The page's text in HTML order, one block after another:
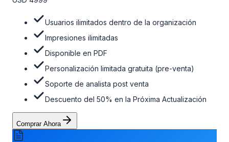
la tabla de precios a continuación.
Usuarios ilimitados dentro de la organización
Impresiones ilimitadas
Disponible en PDF
Personalización limitada gratuita (pre-venta)
Soporte de analista post venta
Descuento del 50% en la Próxima Actualización
Comprar Ahora